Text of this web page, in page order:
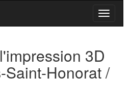
Toggle
3D
Saint-Honorat /